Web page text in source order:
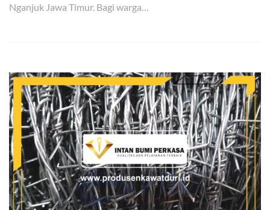
Nganjuk Jawa Timur. Bagi warga…